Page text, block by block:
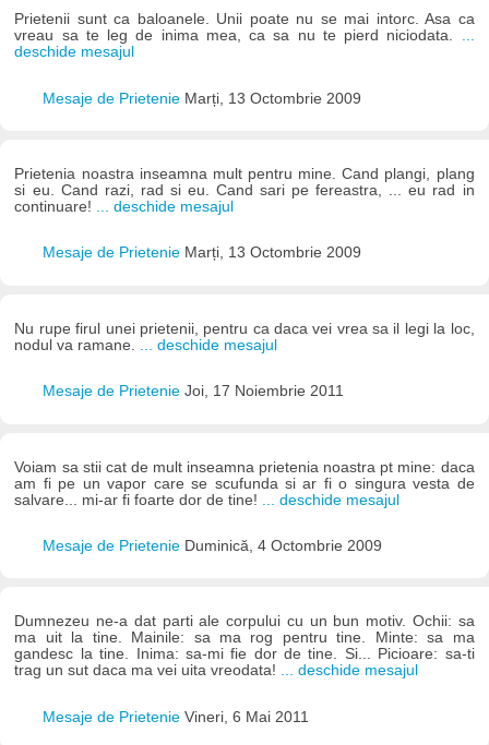
Prietenii sunt ca baloanele. Unii poate nu se mai intorc. Asa ca
vreau sa te leg de inima mea, ca sa nu te pierd niciodata. ...
deschide mesajul
Mesaje de Prietenie Marți, 13 Octombrie 2009
Prietenia noastra inseamna mult pentru mine. Cand plangi, plang
si eu. Cand razi, rad si eu. Cand sari pe fereastra, ... eu rad in
continuare! ... deschide mesajul
Mesaje de Prietenie Marți, 13 Octombrie 2009
Nu rupe firul unei prietenii, pentru ca daca vei vrea sa il legi la loc,
nodul va ramane.
... deschide mesajul
Mesaje de Prietenie Joi, 17 Noiembrie 2011
Voiam sa stii cat de mult inseamna prietenia noastra pt mine: daca
am fi pe un vapor care se scufunda si ar fi o singura vesta de
salvare... mi-ar fi foarte dor de tine!
... deschide mesajul
Mesaje de Prietenie Duminică, 4 Octombrie 2009
Dumnezeu ne-a dat parti ale corpului cu un bun motiv. Ochii: sa
ma uit la tine. Mainile: sa ma rog pentru tine. Minte: sa ma
gandesc la tine. Inima: sa-mi fie dor de tine. Si... Picioare: sa-ti
trag un sut daca ma vei uita vreodata! ... deschide mesajul
Mesaje de Prietenie Vineri, 6 Mai 2011